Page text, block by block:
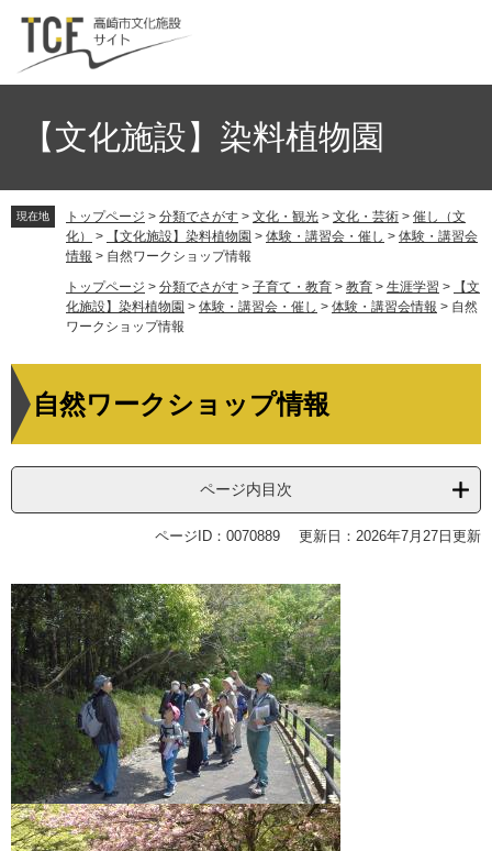
て
【文化施設】染料植物園
現在地 トップページ > 分類でさがす > 文化・観光 > 文化・芸術 > 催し（文
化）
> 【文化施設】染料植物園 > 体験・講習会・催し > 体験・講習会
情報 > 自然ワークショップ情報
トップページ > 分類でさがす > 子育て・教育 > 教育 > 生涯学習 >
【文
化施設】染料植物園 > 体験・講習会・催し > 体験・講習会情報 > 自然
ワークショップ情報
本
文 自然ワークショップ情報
ページ内目次
ページID：0070889 更新日：2026年7月27日更新